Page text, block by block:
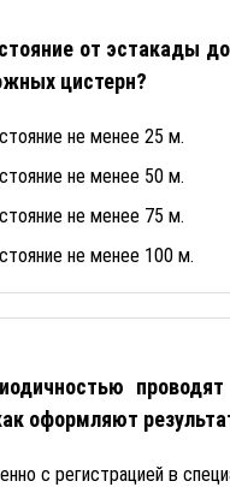
от эстакады
цистерн?
не менее 25 м.
не менее 50 м.
не менее 75 м.
не менее 100 м.
оформляют
с регистрацией в